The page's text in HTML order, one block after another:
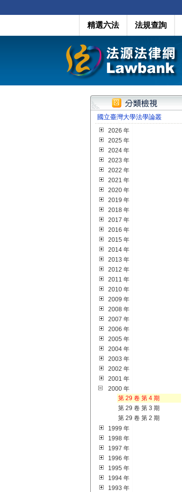
精選六法 法規查詢
國立臺灣大學法學論叢
2026 年
2025 年
2024 年
2023 年
2022 年
2021 年
2020 年
2019 年
2018 年
2017 年
2016 年
2015 年
2014 年
2013 年
2012 年
2011 年
2010 年
2009 年
2008 年
2007 年
2006 年
2005 年
2004 年
2003 年
2002 年
2001 年
2000 年
第 29 卷 第 4 期
第 29 卷 第 3 期
第 29 卷 第 2 期
1999 年
1998 年
1997 年
1996 年
1995 年
1994 年
1993 年